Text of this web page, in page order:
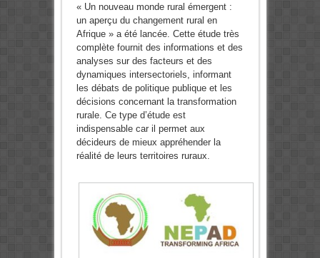
« Un nouveau monde rural émergent :
un aperçu du changement rural en
Afrique » a été lancée. Cette étude très
complète fournit des informations et des
analyses sur des facteurs et des
dynamiques intersectoriels, informant
les débats de politique publique et les
décisions concernant la transformation
rurale. Ce type d’étude est
indispensable car il permet aux
décideurs de mieux appréhender la
réalité de leurs territoires ruraux.